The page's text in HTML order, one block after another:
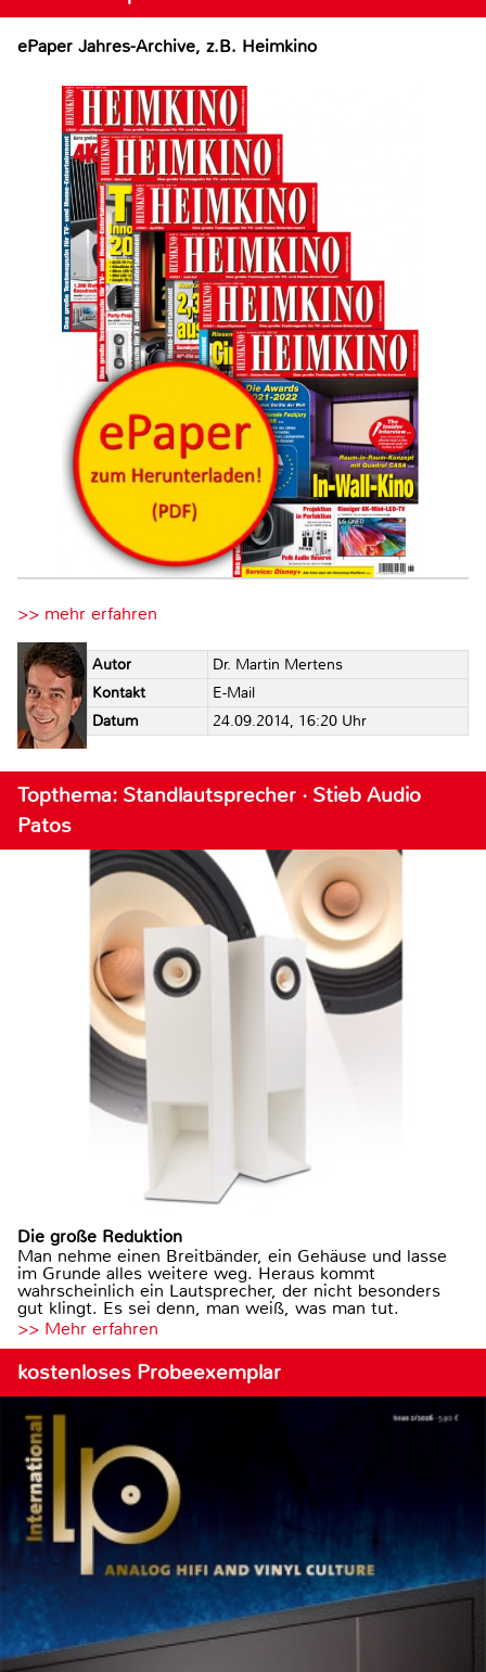
ePaper Jahres-Archive, z.B. Heimkino
>> mehr erfahren
Autor
Dr. Martin Mertens
Kontakt
E-Mail
Datum
24.09.2014, 16:20 Uhr
Topthema: Standlautsprecher · Stieb Audio
Patos
Die große Reduktion
Man nehme einen Breitbänder, ein Gehäuse und lasse
im Grunde alles weitere weg. Heraus kommt
wahrscheinlich ein Lautsprecher, der nicht besonders
gut klingt. Es sei denn, man weiß, was man tut.
>> Mehr erfahren
kostenloses Probeexemplar